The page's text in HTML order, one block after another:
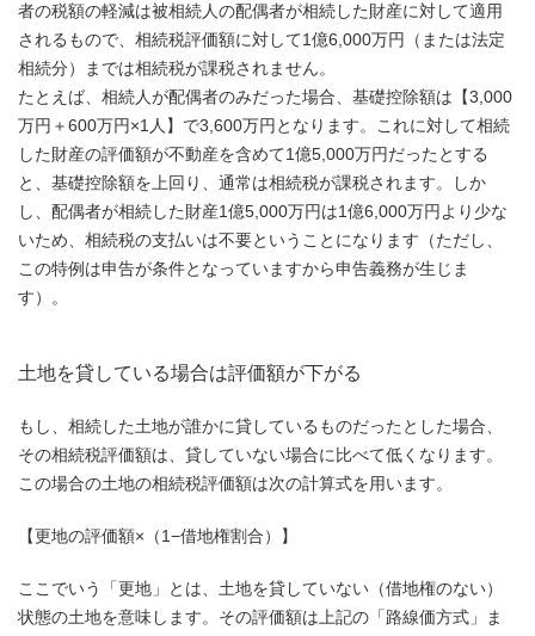
者の税額の軽減は被相続人の配偶者が相続した財産に対して適用
されるもので、相続税評価額に対して1億6,000万円（または法定
相続分）までは相続税が課税されません。
たとえば、相続人が配偶者のみだった場合、基礎控除額は【3,000
万円＋600万円×1人】で3,600万円となります。これに対して相続
した財産の評価額が不動産を含めて1億5,000万円だったとする
と、基礎控除額を上回り、通常は相続税が課税されます。しか
し、配偶者が相続した財産1億5,000万円は1億6,000万円より少な
いため、相続税の支払いは不要ということになります（ただし、
この特例は申告が条件となっていますから申告義務が生じま
す）。
土地を貸している場合は評価額が下がる
もし、相続した土地が誰かに貸しているものだったとした場合、
その相続税評価額は、貸していない場合に比べて低くなります。
この場合の土地の相続税評価額は次の計算式を用います。
【更地の評価額×（1−借地権割合）】
ここでいう「更地」とは、土地を貸していない（借地権のない）
状態の土地を意味します。その評価額は上記の「路線価方式」ま